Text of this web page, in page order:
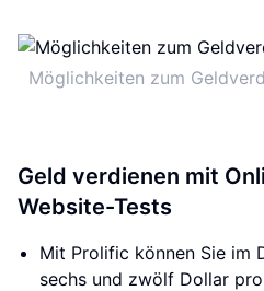
Möglichkeiten zum
Geld verdienen mit
Website-Tests
Mit Prolific können Sie im
sechs und zwölf Dollar